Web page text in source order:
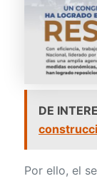
DE
Por ello, el